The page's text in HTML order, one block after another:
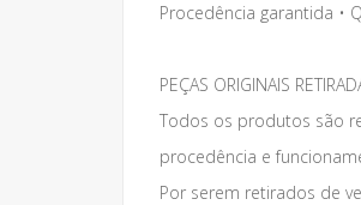
Procedência garantida •
PEÇAS ORIGINAIS
Todos os produtos são
procedência e
Por serem retirados de